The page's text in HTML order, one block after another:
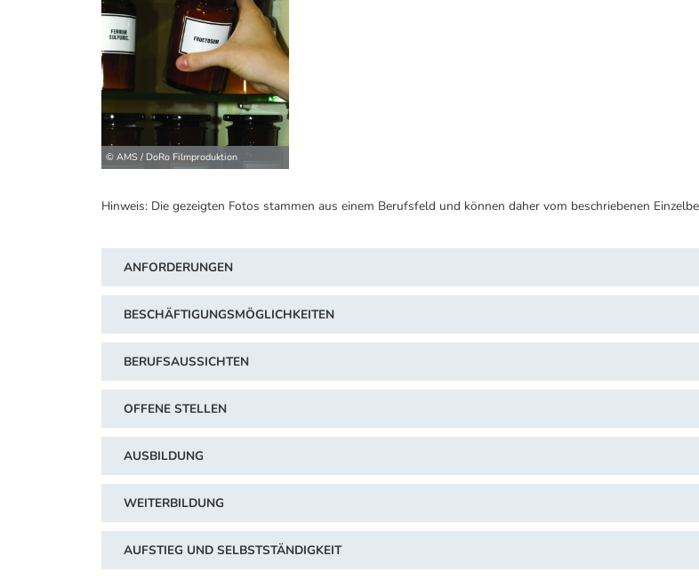
© AMS / DoRo Filmproduktion
Hinweis: Die gezeigten Fotos stammen aus einem Berufsfeld und können daher vom beschriebenen
ANFORDERUNGEN
BESCHÄFTIGUNGSMÖGLICHKEITEN
BERUFSAUSSICHTEN
OFFENE STELLEN
AUSBILDUNG
WEITERBILDUNG
AUFSTIEG UND SELBSTSTÄNDIGKEIT